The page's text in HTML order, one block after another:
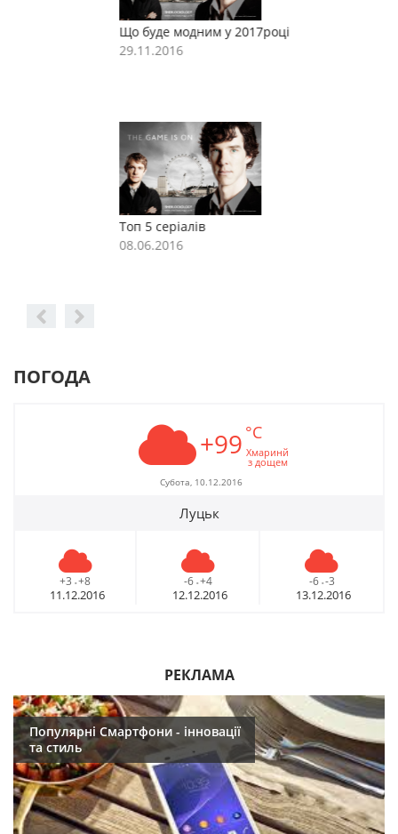
Що буде модним у 2017році
Топ 5 серіалів
ПОГОДА
+99 °C
Хмаринй
з дощем
Субота, 10.12.2016
Луцьк
+3 - +8
11.12.2016
-6 - +4
12.12.2016
-6 - -3
13.12.2016
РЕКЛАМА
Популярні Смартфони - інновації
та стиль